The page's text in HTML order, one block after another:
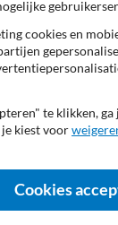
cookies en
te klikken,
kiest voor
Cookies